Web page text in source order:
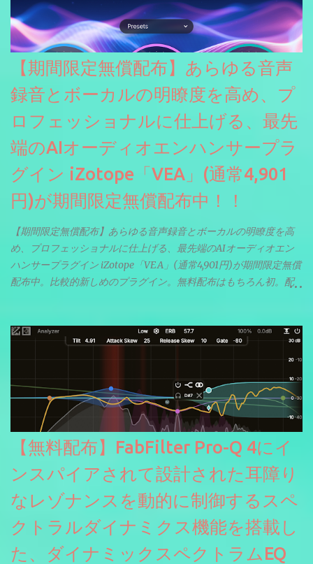
【期間限定無償配布】あらゆる音声
録音とボーカルの明瞭度を高め、プ
ロフェッショナルに仕上げる、最先
端のAIオーディオエンハンサープラ
グイン iZotope「VEA」(通常4,901
円)が期間限定無償配布中！！
【期間限定無償配布】あらゆる音声録音とボーカルの明瞭度を高
め、プロフェッショナルに仕上げる、最先端のAIオーディオエン
ハンサープラグイン iZotope「VEA」(通常4,901円)が期間限定無償
配布中。比較的新しめのプラグイン。無料配布はもちろん初。配
【無料配布】FabFilter Pro-Q 4にイ
ンスパイアされて設計された耳障り
なレゾナンスを動的に制御するスペ
クトラルダイナミクス機能を搭載し
た、ダイナミックスペクトラムEQ